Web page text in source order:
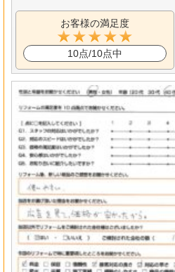
お客様の満足度
10点/10点中